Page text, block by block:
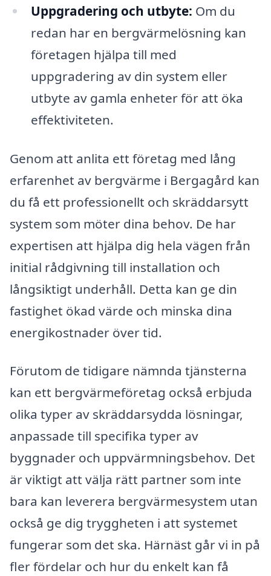
Uppgradering och utbyte: Om du
redan har en bergvärmelösning kan
företagen hjälpa till med
uppgradering av din system eller
utbyte av gamla enheter för att öka
effektiviteten.
Genom att anlita ett företag med lång
erfarenhet av bergvärme i Bergagård kan
du få ett professionellt och skräddarsytt
system som möter dina behov. De har
expertisen att hjälpa dig hela vägen från
initial rådgivning till installation och
långsiktigt underhåll. Detta kan ge din
fastighet ökad värde och minska dina
energikostnader över tid.
Förutom de tidigare nämnda tjänsterna
kan ett bergvärmeföretag också erbjuda
olika typer av skräddarsydda lösningar,
anpassade till specifika typer av
byggnader och uppvärmningsbehov. Det
är viktigt att välja rätt partner som inte
bara kan leverera bergvärmesystem utan
också ge dig tryggheten i att systemet
fungerar som det ska. Härnäst går vi in på
fler fördelar och hur du enkelt kan få